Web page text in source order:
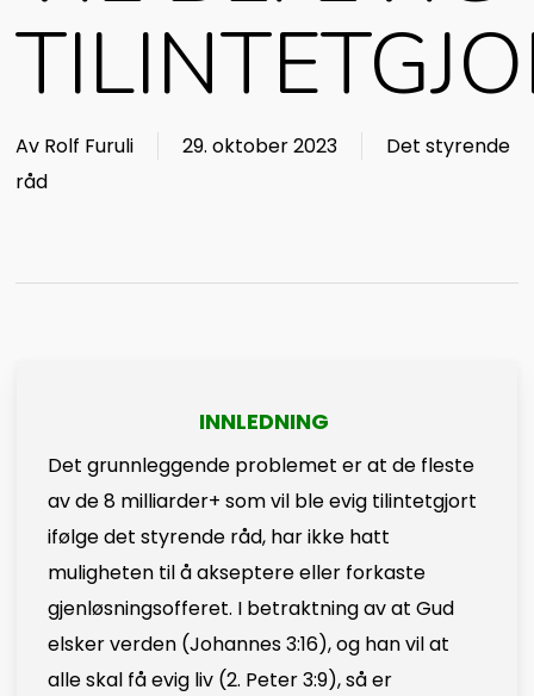
Av Rolf Furuli 29. oktober 2023
Det styrende
råd
INNLEDNING
Det grunnleggende problemet er at de fleste
av de 8 milliarder+ som vil ble evig tilintetgjort
ifølge det styrende råd, har ikke hatt
muligheten til å akseptere eller forkaste
gjenløsningsofferet. I betraktning av at Gud
elsker verden (Johannes 3:16), og han vil at
alle skal få evig liv (2. Peter 3:9), så er